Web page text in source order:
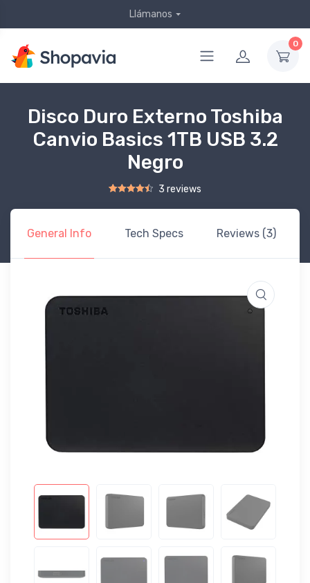
Llámanos
0
Disco Duro Externo Toshiba
Canvio Basics 1TB USB 3.2
Negro
Rated4.50out of 5 based on
2 customer ratings
3 reviews
General Info Tech Specs Reviews (3)